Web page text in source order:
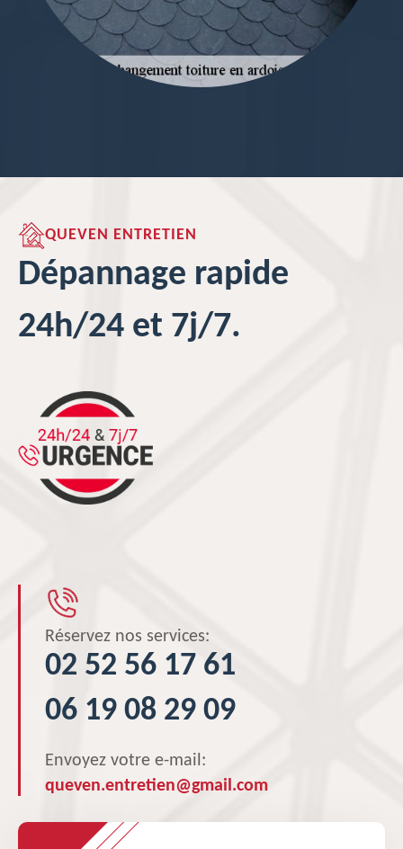
QUEVEN ENTRETIEN
Dépannage rapide
24h/24 et 7j/7.
Réservez nos services:
02 52 56 17 61
06 19 08 29 09
Envoyez votre e-mail:
queven.entretien@gmail.com